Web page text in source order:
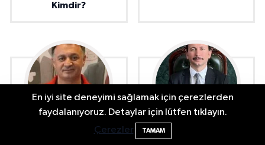
Kimdir?
En iyi site deneyimi sağlamak için çerezlerden
faydalanıyoruz. Detaylar için lütfen tıklayın.
Çerezler
TAMAM
2 Buzağı Hediyeli Bal Festivalinde Hande
Ünsal Sahne Alacak